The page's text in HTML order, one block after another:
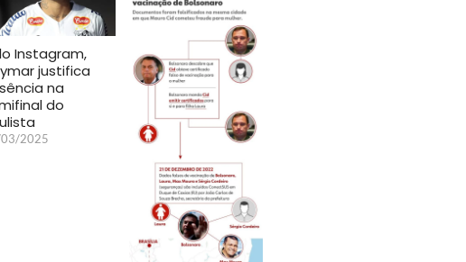
Instagram,
justifica
na
do
2025